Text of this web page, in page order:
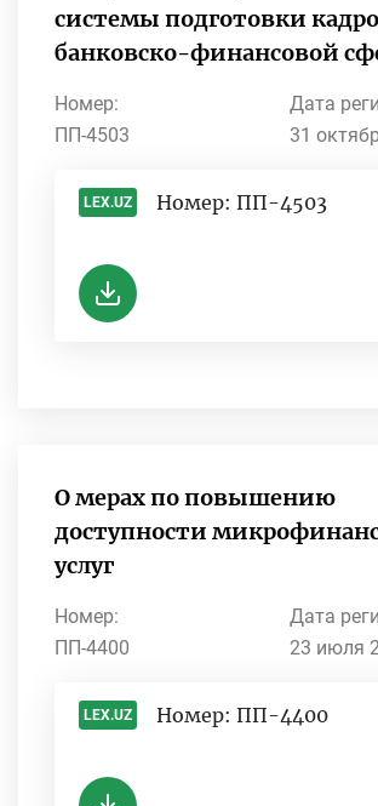
системы подготовки
банковско-финансовой
Номер:
ПП-4503
Дата
31
LEX.UZ Номер: ПП-4503
О мерах по повышению
доступности
услуг
Номер:
ПП-4400
Дата
23 июля
LEX.UZ Номер: ПП-4400